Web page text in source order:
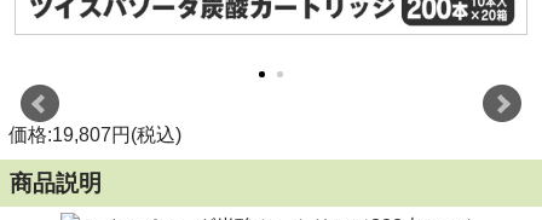
価格:19,807円(税込)
商品説明